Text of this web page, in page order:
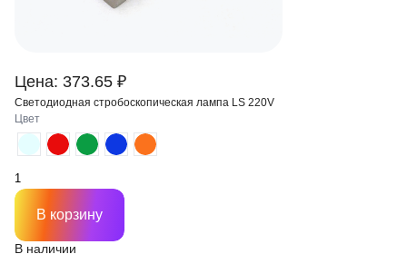
Цена: 373.65 ₽
Светодиодная стробоскопическая лампа LS 220V
В наличии
Цвет
В корзину